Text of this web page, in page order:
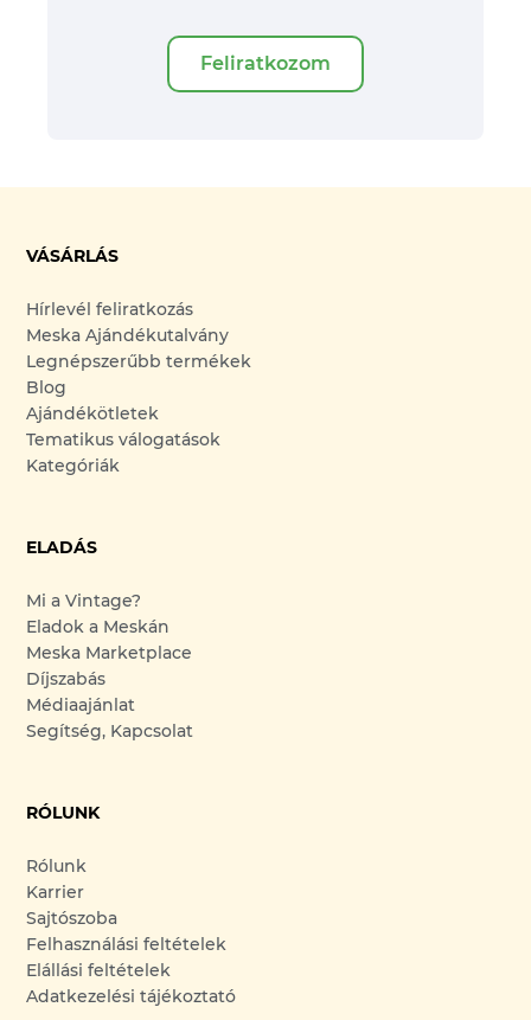
Feliratkozom
VÁSÁRLÁS
Hírlevél feliratkozás
Meska Ajándékutalvány
Legnépszerűbb termékek
Blog
Ajándékötletek
Tematikus válogatások
Kategóriák
ELADÁS
Mi a Vintage?
Eladok a Meskán
Meska Marketplace
Díjszabás
Médiaajánlat
Segítség, Kapcsolat
RÓLUNK
Rólunk
Karrier
Sajtószoba
Felhasználási feltételek
Elállási feltételek
Adatkezelési tájékoztató